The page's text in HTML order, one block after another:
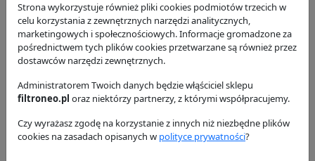
Filtr oleju
P554004
58.98 zł
Filtr powietrza
P777639
94.77 zł
Filtr powietrza
P781039
175.13 zł
Strona wykorzystuje również pliki cookies podmiotów trzecich w
celu korzystania z zewnętrznych narzędzi analitycznych,
marketingowych i społecznościowych. Informacje gromadzone za
pośrednictwem tych plików cookies przetwarzane są również przez
dostawców narzędzi zewnętrznych.
Administratorem Twoich danych będzie włąściciel sklepu
filtroneo.pl oraz niektórzy partnerzy, z którymi współpracujemy.
Czy wyrażasz zgodę na korzystanie z innych niż niezbędne plików
cookies na zasadach opisanych w polityce prywatności?